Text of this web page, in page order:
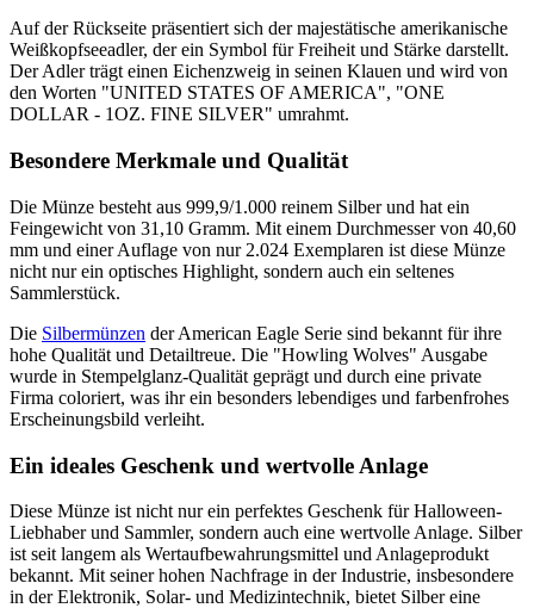
Auf der Rückseite präsentiert sich der majestätische amerikanische
Weißkopfseeadler, der ein Symbol für Freiheit und Stärke darstellt.
Der Adler trägt einen Eichenzweig in seinen Klauen und wird von
den Worten "UNITED STATES OF AMERICA", "ONE
DOLLAR - 1OZ. FINE SILVER" umrahmt.
Besondere Merkmale und Qualität
Die Münze besteht aus 999,9/1.000 reinem Silber und hat ein
Feingewicht von 31,10 Gramm. Mit einem Durchmesser von 40,60
mm und einer Auflage von nur 2.024 Exemplaren ist diese Münze
nicht nur ein optisches Highlight, sondern auch ein seltenes
Sammlerstück.
Die Silbermünzen der American Eagle Serie sind bekannt für ihre
hohe Qualität und Detailtreue. Die "Howling Wolves" Ausgabe
wurde in Stempelglanz-Qualität geprägt und durch eine private
Firma coloriert, was ihr ein besonders lebendiges und farbenfrohes
Erscheinungsbild verleiht.
Ein ideales Geschenk und wertvolle Anlage
Diese Münze ist nicht nur ein perfektes Geschenk für Halloween-
Liebhaber und Sammler, sondern auch eine wertvolle Anlage. Silber
ist seit langem als Wertaufbewahrungsmittel und Anlageprodukt
bekannt. Mit seiner hohen Nachfrage in der Industrie, insbesondere
in der Elektronik, Solar- und Medizintechnik, bietet Silber eine